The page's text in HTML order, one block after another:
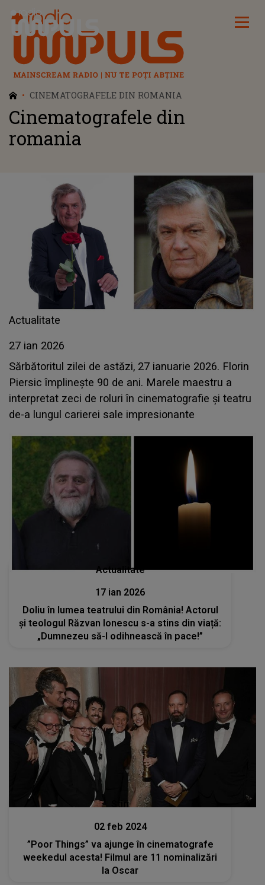
Radio Impuls
CINEMATOGRAFELE DIN ROMANIA
Cinematografele din
romania
Actualitate
27 ian 2026
Sărbătoritul zilei de astăzi, 27 ianuarie 2026. Florin
Piersic împlinește 90 de ani. Marele maestru a
interpretat zeci de roluri în cinematografie şi teatru
de-a lungul carierei sale impresionante
Actualitate
17 ian 2026
Doliu în lumea teatrului din România! Actorul
și teologul Răzvan Ionescu s-a stins din viață:
„Dumnezeu să-l odihnească în pace!”
Stiri
02 feb 2024
”Poor Things” va ajunge în cinematografe
weekedul acesta! Filmul are 11 nominalizări
la Oscar